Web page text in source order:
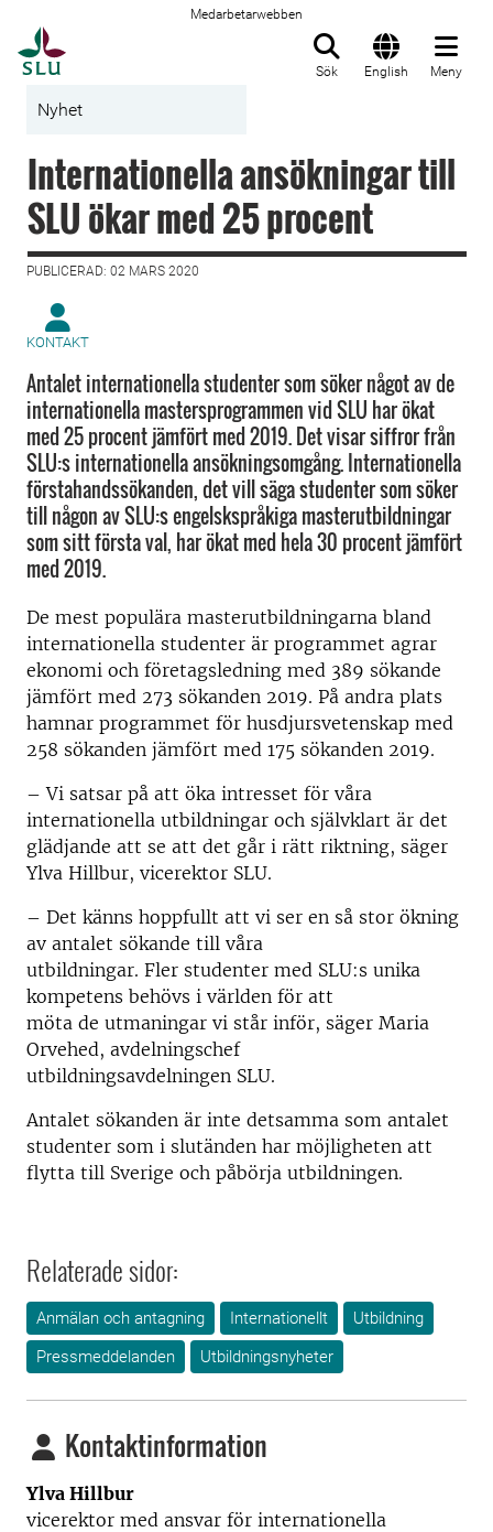
Medarbetarwebben
Sök English Meny
Nyhet
Internationella ansökningar till
SLU ökar med 25 procent
PUBLICERAD: 02 MARS 2020
KONTAKT
Antalet internationella studenter som söker något av de
internationella mastersprogrammen vid SLU har ökat
med 25 procent jämfört med 2019. Det visar siffror från
SLU:s internationella ansökningsomgång. Internationella
förstahandssökanden, det vill säga studenter som söker
till någon av SLU:s engelskspråkiga masterutbildningar
som sitt första val, har ökat med hela 30 procent jämfört
med 2019.
De mest populära masterutbildningarna bland
internationella studenter är programmet agrar
ekonomi och företagsledning med 389 sökande
jämfört med 273 sökanden 2019. På andra plats
hamnar programmet för husdjursvetenskap med
258 sökanden jämfört med 175 sökanden 2019.
– Vi satsar på att öka intresset för våra
internationella utbildningar och självklart är det
glädjande att se att det går i rätt riktning, säger
Ylva Hillbur, vicerektor SLU.
– Det känns hoppfullt att vi ser en så stor ökning
av antalet sökande till våra
utbildningar. Fler studenter med SLU:s unika
kompetens behövs i världen för att
möta de utmaningar vi står inför, säger Maria
Orvehed, avdelningschef
utbildningsavdelningen SLU.
Antalet sökanden är inte detsamma som antalet
studenter som i slutänden har möjligheten att
flytta till Sverige och påbörja utbildningen.
Relaterade sidor:
Anmälan och antagning Internationellt
Utbildning
Pressmeddelanden
Utbildningsnyheter
Kontaktinformation
Ylva Hillbur
vicerektor med ansvar för internationella